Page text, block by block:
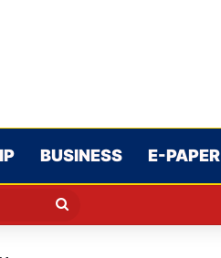
BUSINESS E-PAPER
Search